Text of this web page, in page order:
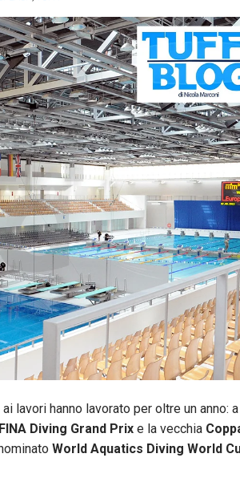
lavori hanno lavorato per oltre un anno: a
FINA Diving Grand Prix e la vecchia
World Aquatics Diving World